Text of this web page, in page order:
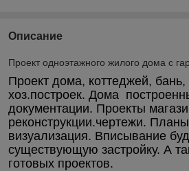
Описание
Проект одноэтажного жилого дома с
Проект дома, коттеджей, бань,
хоз.построек. Дома
документации. Проекты
реконструкции.чертежи.
визуализация. Вписывание
существующую застройку. А
готовых проектов.